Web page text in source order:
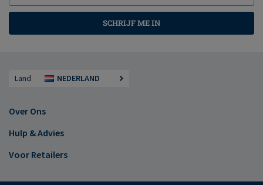
SCHRIJF ME IN
Land NEDERLAND
Over Ons
Hulp & Advies
Voor Retailers